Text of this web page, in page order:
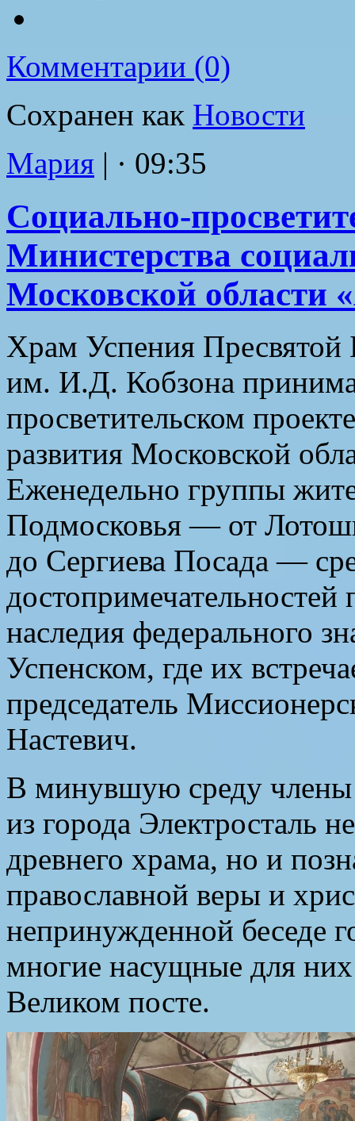
Комментарии (0)
Сохранен как Новости
Мария | · 09:35
Социально-
Министерства
Московской области
Храм Успения
им. И.Д. Кобзона
просветительском
развития Московской
Еженедельно группы
Подмосковья — от
до Сергиева Посада —
наследия федерального
Успенском, где их
председатель
Настевич.
В минувшую среду члены
из города Электросталь
древнего храма, но и
православной веры и
непринужденной беседе
многие насущные для
Великом посте.